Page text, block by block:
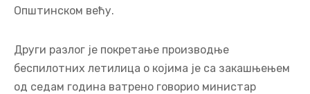
Општинском већу.
Други разлог је покретање производње
беспилотних летилица о којима је са закашњењем
од седам година ватрено говорио министар